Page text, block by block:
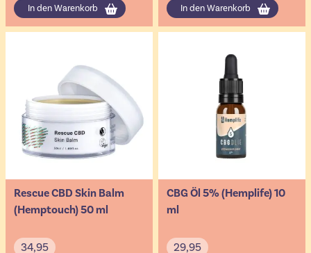
In den Warenkorb In den Warenkorb
Rescue CBD Skin Balm
(Hemptouch) 50 ml
34,95
CBG Öl 5% (Hemplife) 10
ml
29,95